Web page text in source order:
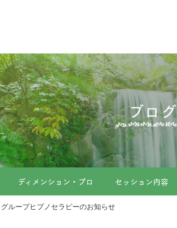
ブログ
ディメンション・プロ セッション内容
グループヒプノセラピーのお知らせ